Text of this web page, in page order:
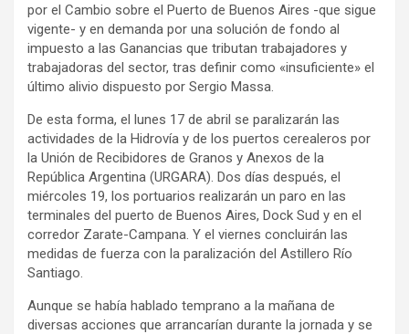
por el Cambio sobre el Puerto de Buenos Aires -que sigue
vigente- y en demanda por una solución de fondo al
impuesto a las Ganancias que tributan trabajadores y
trabajadoras del sector, tras definir como «insuficiente» el
último alivio dispuesto por Sergio Massa.
De esta forma, el lunes 17 de abril se paralizarán las
actividades de la Hidrovía y de los puertos cerealeros por
la Unión de Recibidores de Granos y Anexos de la
República Argentina (URGARA). Dos días después, el
miércoles 19, los portuarios realizarán un paro en las
terminales del puerto de Buenos Aires, Dock Sud y en el
corredor Zarate-Campana. Y el viernes concluirán las
medidas de fuerza con la paralización del Astillero Río
Santiago.
Aunque se había hablado temprano a la mañana de
diversas acciones que arrancarían durante la jornada y se